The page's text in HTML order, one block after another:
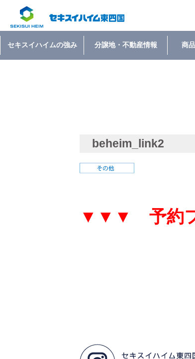
セキスイハイムの強み 分譲地・不動産情報 商
beheim_link2
▼▼▼ 予約フ